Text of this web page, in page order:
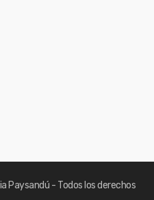
Paysandú - Todos los derechos